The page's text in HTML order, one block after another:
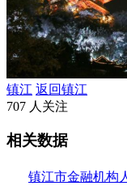
镇江 返回镇江
707 人关注
相关数据
镇江市金融机构